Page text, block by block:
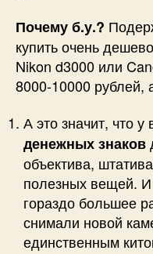
Почему б.у.?
купить очень
Nikon d3000 или
8000-10000 рублей,
А это значит, что у
денежных знаков
объектива,
полезных вещей. И
гораздо большее
снимали новой
единственным